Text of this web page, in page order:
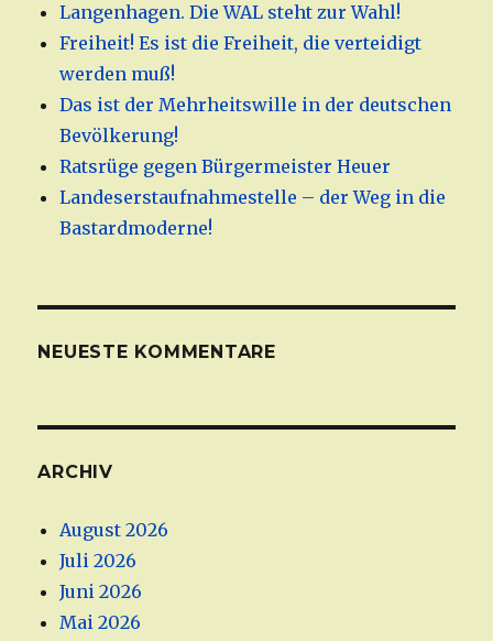
Langenhagen. Die WAL steht zur Wahl!
Freiheit! Es ist die Freiheit, die verteidigt
werden muß!
Das ist der Mehrheitswille in der deutschen
Bevölkerung!
Ratsrüge gegen Bürgermeister Heuer
Landeserstaufnahmestelle – der Weg in die
Bastardmoderne!
NEUESTE KOMMENTARE
ARCHIV
August 2026
Juli 2026
Juni 2026
Mai 2026